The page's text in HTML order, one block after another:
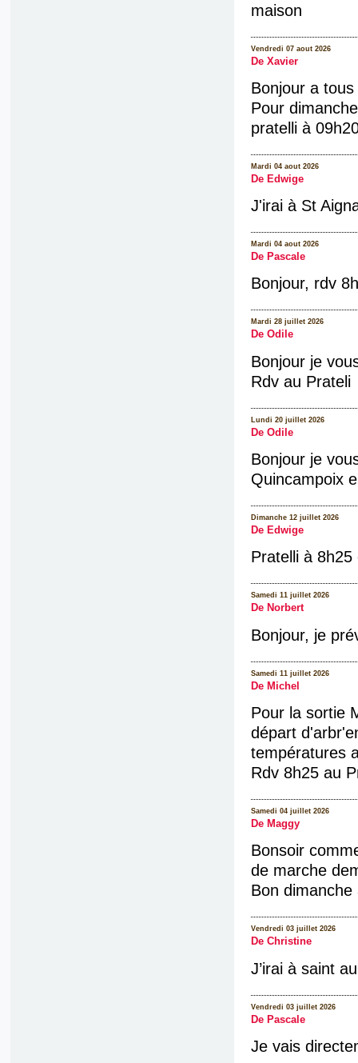
maison
Vendredi 07 aout 2026
De Xavier
Bonjour a tous
Pour
pratelli à
Mardi 04 aout 2026
De Edwige
J'irai à St
Mardi 04 aout 2026
De Pascale
Bonjour, rdv
Mardi 28 juillet 2026
De Odile
Bonjour je
Rdv au Prateli
Lundi 20 juillet 2026
De Odile
Bonjour je
Quincampoix
Dimanche 12 juillet 2026
De Edwige
Pratelli à
Samedi 11 juillet 2026
De Norbert
Bonjour, je
Samedi 11 juillet 2026
De Michel
Pour la sortie
départ
températures
Rdv 8h25 au
Samedi 04 juillet 2026
De Maggy
Bonsoir
de marche
Bon dimanche
Vendredi 03 juillet 2026
De Christine
J’irai à saint
Vendredi 03 juillet 2026
De Pascale
Je vais